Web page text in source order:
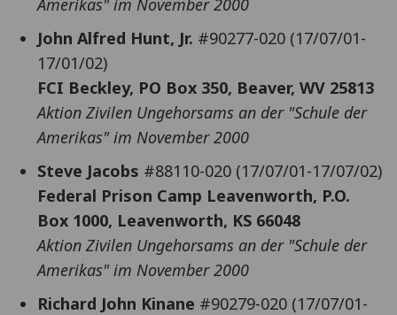
John Alfred Hunt, Jr. #90277-020 (17/07/01-
17/01/02)
FCI Beckley, PO Box 350, Beaver, WV 25813
Aktion Zivilen Ungehorsams an der "Schule der
Amerikas" im November 2000
Steve Jacobs #88110-020 (17/07/01-17/07/02)
Federal Prison Camp Leavenworth, P.O.
Box 1000, Leavenworth, KS 66048
Aktion Zivilen Ungehorsams an der "Schule der
Amerikas" im November 2000
Richard John Kinane #90279-020 (17/07/01-